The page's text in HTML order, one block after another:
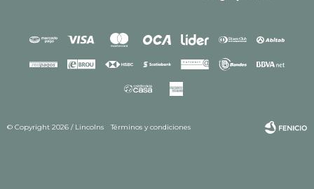
© Copyright 2026 / Lincolns Términos y condiciones